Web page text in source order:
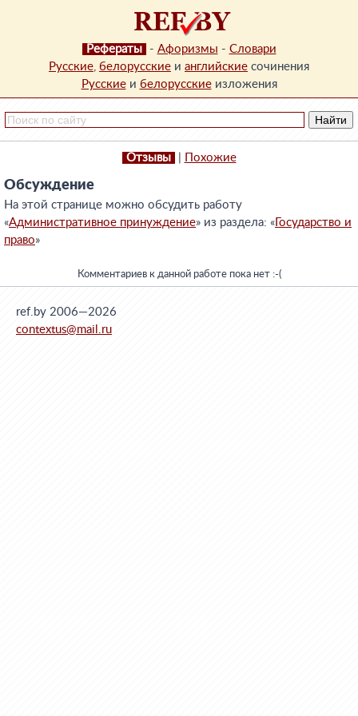
Рефераты - Афоризмы - Словари
Русские, белорусские и английские сочинения
Русскиеи белорусскиеизложения
Отзывы Похожие
Обсуждение
На этой странице можно обсудить работу
«Административное принуждение» из раздела: « Государство и
право»
Комментариев к данной работе пока нет :-(
ref.by 2006—2026
contextus@mail.ru